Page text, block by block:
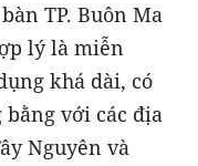
TP. Buôn Ma
lý là miễn
khá dài, có
bằng với các địa
Nguyên và